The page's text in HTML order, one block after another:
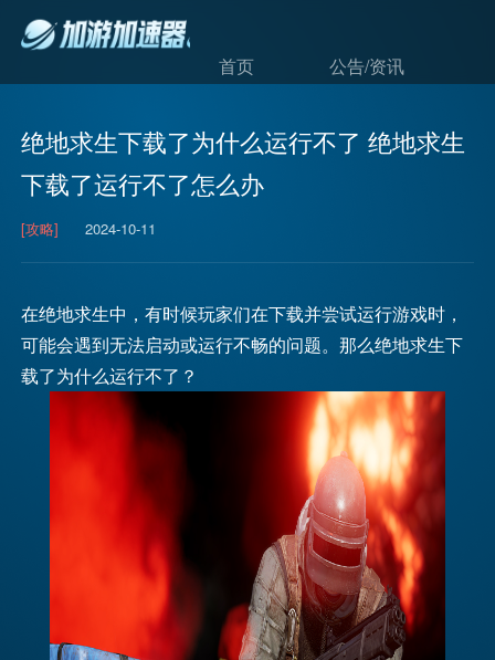
首页 公告/资讯
绝地求生下载了为什么运行不了 绝地求生
下载了运行不了怎么办
[攻略] 2024-10-11
在绝地求生中，有时候玩家们在下载并尝试运行游戏时，
可能会遇到无法启动或运行不畅的问题。那么绝地求生下
载了为什么运行不了？